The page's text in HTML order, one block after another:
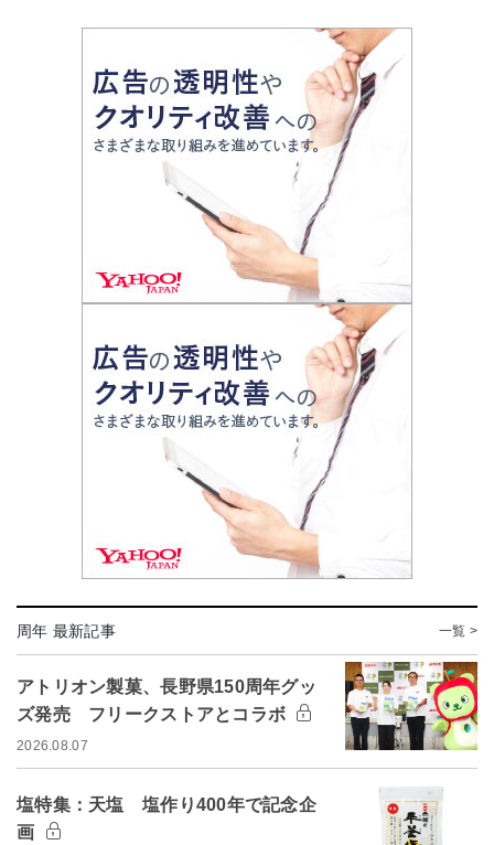
周年 最新記事 一覧 >
アトリオン製菓、長野県150周年グッ
ズ発売 フリークストアとコラボ
2026.08.07
塩特集：天塩 塩作り400年で記念企
画